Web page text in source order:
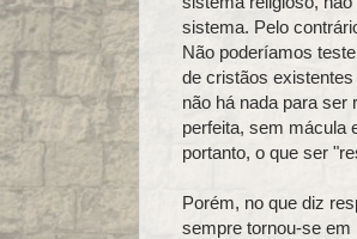
sistema. Pelo
Não poderíamos
de cristãos
não há nada para ser
perfeita, sem mácula
portanto, o que ser
Porém, no que diz
sempre tornou‑se